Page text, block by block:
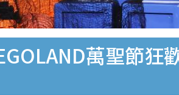
萬聖節